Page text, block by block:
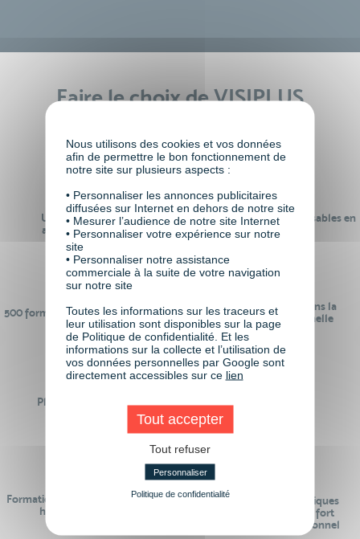
Faire le choix de VISIPLUS
Un réseau de 22 000
anciens participants
100% des formations réalisables en
digital learning
500 formations pour se préparer au
monde de demain
24 ans d'expérience dans la
formation professionnelle
Plus de 50 formations
Des intervenants
Formations réalisables pendant ou
hors temps de travail
Des contenus pédagogiques
« de pointe » et en lien fort
avec le monde professionnel
Nous utilisons des cookies et vos données
afin de permettre le bon fonctionnement de
notre site sur plusieurs aspects :
• Personnaliser les annonces publicitaires
diffusées sur Internet en dehors de notre site
• Mesurer l’audience de notre site Internet
• Personnaliser votre expérience sur notre
site
• Personnaliser notre assistance
commerciale à la suite de votre navigation
sur notre site
Toutes les informations sur les traceurs et
leur utilisation sont disponibles sur la page
de Politique de confidentialité. Et les
informations sur la collecte et l’utilisation de
vos données personnelles par Google sont
directement accessibles sur ce lien
Tout accepter
Tout refuser
Personnaliser
Politique de confidentialité